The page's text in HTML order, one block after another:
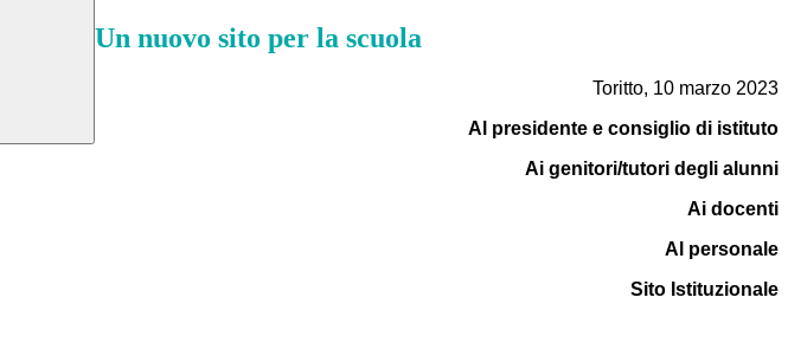
Un nuovo sito per la scuola
Toritto, 10 marzo 2023
Al presidente e consiglio di istituto
Ai genitori/tutori degli alunni
Ai docenti
Al personale
Sito Istituzionale